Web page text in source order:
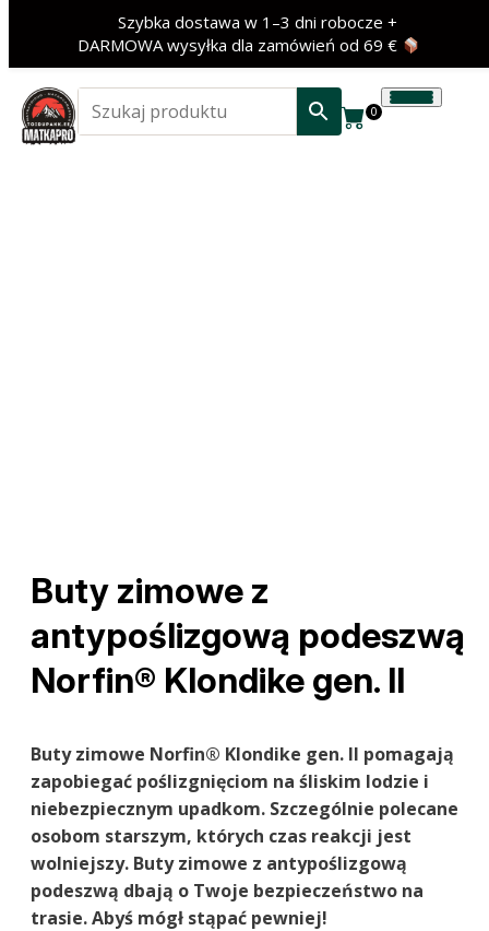
0
Buty zimowe z
antypoślizgową podeszwą
Norfin® Klondike gen. II
Buty zimowe Norfin® Klondike gen. II pomagają
zapobiegać poślizgnięciom na śliskim lodzie i
niebezpiecznym upadkom. Szczególnie polecane
osobom starszym, których czas reakcji jest
wolniejszy. Buty zimowe z antypoślizgową
podeszwą dbają o Twoje bezpieczeństwo na
trasie. Abyś mógł stąpać pewniej!
Szybka dostawa w 1–3 dni robocze +
DARMOWA wysyłka dla zamówień od 69 €